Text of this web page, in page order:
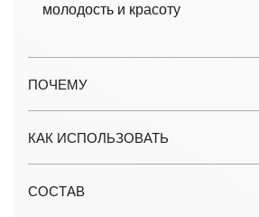
молодость и красоту
ПОЧЕМУ
КАК ИСПОЛЬЗОВАТЬ
СОСТАВ